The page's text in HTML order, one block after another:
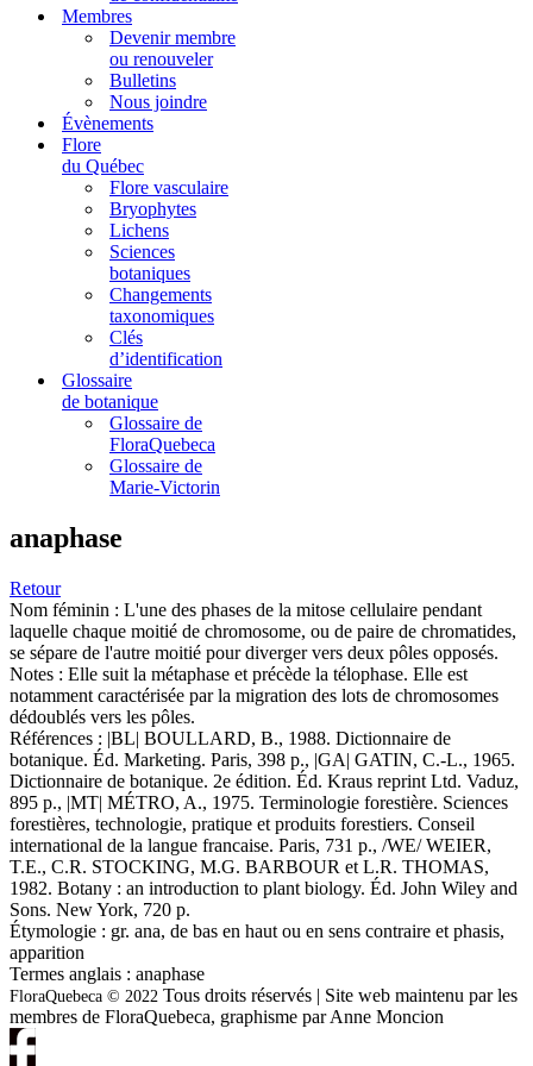
Membres
Devenir membre
ou renouveler
Bulletins
Nous joindre
Évènements
Flore
du Québec
Flore vasculaire
Bryophytes
Lichens
Sciences
botaniques
Changements
taxonomiques
Clés
d’identification
Glossaire
de botanique
Glossaire de
FloraQuebeca
Glossaire de
Marie-Victorin
anaphase
Retour
Nom féminin : L'une des phases de la mitose cellulaire pendant
laquelle chaque moitié de chromosome, ou de paire de chromatides,
se sépare de l'autre moitié pour diverger vers deux pôles opposés.
Notes : Elle suit la métaphase et précède la télophase. Elle est
notamment caractérisée par la migration des lots de chromosomes
dédoublés vers les pôles.
Références : |BL| BOULLARD, B., 1988. Dictionnaire de
botanique. Éd. Marketing. Paris, 398 p., |GA| GATIN, C.-L., 1965.
Dictionnaire de botanique. 2e édition. Éd. Kraus reprint Ltd. Vaduz,
895 p., |MT| MÉTRO, A., 1975. Terminologie forestière. Sciences
forestières, technologie, pratique et produits forestiers. Conseil
international de la langue francaise. Paris, 731 p., /WE/ WEIER,
T.E., C.R. STOCKING, M.G. BARBOUR et L.R. THOMAS,
1982. Botany : an introduction to plant biology. Éd. John Wiley and
Sons. New York, 720 p.
Étymologie : gr. ana, de bas en haut ou en sens contraire et phasis,
apparition
Termes anglais : anaphase
FloraQuebeca © 2022 Tous droits réservés | Site web maintenu par les
membres de FloraQuebeca, graphisme par Anne Moncion